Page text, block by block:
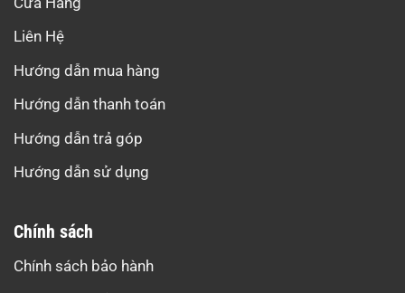
Liên Hệ
Hướng dẫn mua hàng
Hướng dẫn thanh toán
Hướng dẫn trả góp
Hướng dẫn sử dụng
Chính sách
Chính sách bảo hành